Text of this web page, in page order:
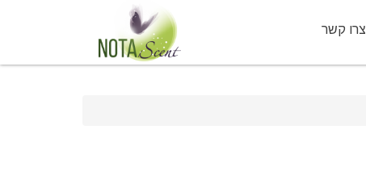
צרו קשר